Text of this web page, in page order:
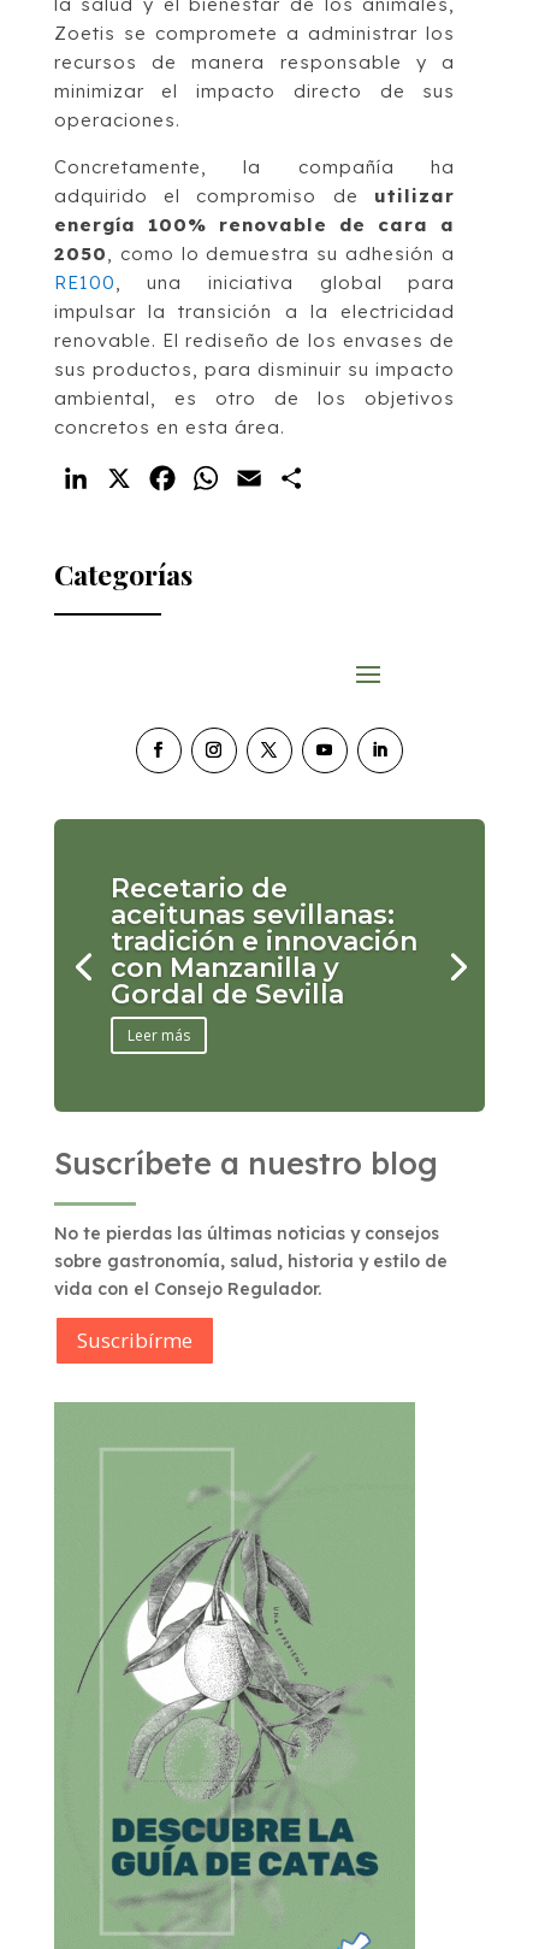
Zoetis se compromete a administrar los
recursos de manera responsable y a
minimizar el impacto directo de sus
operaciones.
Concretamente, la compañía ha
adquirido el compromiso de utilizar
energía 100% renovable de cara a
2050, como lo demuestra su adhesión a
RE100, una iniciativa global para
impulsar la transición a la electricidad
renovable. El rediseño de los envases de
sus productos, para disminuir su impacto
ambiental, es otro de los objetivos
concretos en esta área.
LinkedIn FacebookWhatsApp
Email
Categorías
Recetario de
aceitunas sevillanas:
tradición e innovación
con Manzanilla y
Gordal de Sevilla
Leer más
Suscríbete a nuestro blog
No te pierdas las últimas noticias y consejos
sobre gastronomía, salud, historia y estilo de
vida con el Consejo Regulador.
Suscribírme